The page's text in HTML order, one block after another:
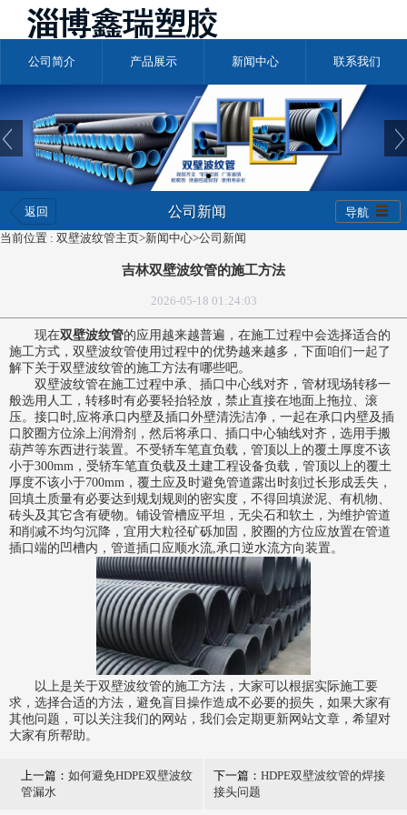
公司简介 产品展示 新闻中心 联系我们
返回 公司新闻
导航
当前位置 : 双壁波纹管主页>新闻中心>公司新闻
吉林双壁波纹管的施工方法
2026-05-18 01:24:03
现在双壁波纹管的应用越来越普遍，在施工过程中会选择适合的
施工方式， 双壁波纹管使用过程中的优势越来越多，下面咱们一起了
解下关于双壁波纹管的施工方法有哪些吧。
双壁波纹管在施工过程中承、插口中心线对齐，管材现场转移一
般选用人工，转移时有必要轻抬轻放，禁止直接在地面上拖拉、滚
压。接口时,应将承口内壁及插口外壁清洗洁净，一起在承口内壁及插
口胶圈方位涂上润滑剂，然后将承口、插口中心轴线对齐，选用手搬
葫芦等东西进行装置。不受轿车笔直负载，管顶以上的覆土厚度不该
小于300mm，受轿车笔直负载及土建工程设备负载，管顶以上的覆土
厚度不该小于700mm，覆土应及时避免管道露出时刻过长形成丢失，
回填土质量有必要达到规划规则的密实度，不得回填淤泥、有机物、
砖头及其它含有硬物。铺设管槽应平坦，无尖石和软土，为维护管道
和削减不均匀沉降，宜用大粒径矿砾加固，胶圈的方位应放置在管道
插口端的凹槽内，管道插口应顺水流,承口逆水流方向装置。
以上是关于双壁波纹管的施工方法，大家可以根据实际施工要
求，选择合适的方法，避免盲目操作造成不必要的损失，如果大家有
其他问题，可以关注我们的网站，我们会定期更新网站文章，希望对
大家有所帮助。
上一篇： 如何避免HDPE双壁波纹
管漏水
下一篇： HDPE双壁波纹管的焊接
接头问题